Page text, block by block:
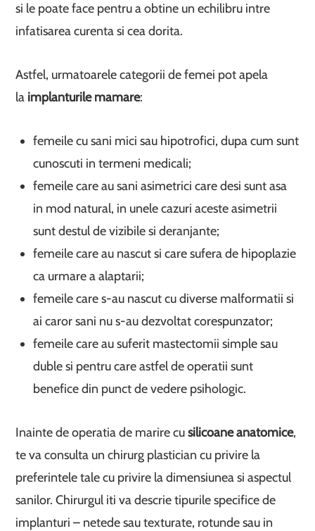
si le poate face pentru a obtine un echilibru intre
infatisarea curenta si cea dorita.
Astfel, urmatoarele categorii de femei pot apela
la implanturile mamare:
femeile cu sani mici sau hipotrofici, dupa cum sunt
cunoscuti in termeni medicali;
femeile care au sani asimetrici care desi sunt asa
in mod natural, in unele cazuri aceste asimetrii
sunt destul de vizibile si deranjante;
femeile care au nascut si care sufera de hipoplazie
ca urmare a alaptarii;
femeile care s-au nascut cu diverse malformatii si
ai caror sani nu s-au dezvoltat corespunzator;
femeile care au suferit mastectomii simple sau
duble si pentru care astfel de operatii sunt
benefice din punct de vedere psihologic.
Inainte de operatia de marire cusilicoane anatomice,
te va consulta un chirurg plastician cu privire la
preferintele tale cu privire la dimensiunea si aspectul
sanilor. Chirurgul iti va descrie tipurile specifice de
implanturi – netede sau texturate, rotunde sau in